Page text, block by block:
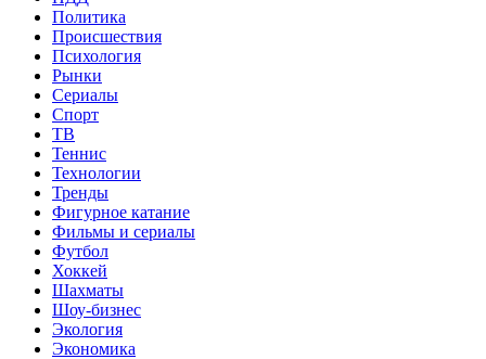
Политика
Происшествия
Психология
Рынки
Сериалы
Спорт
ТВ
Теннис
Технологии
Тренды
Фигурное катание
Фильмы и сериалы
Футбол
Хоккей
Шахматы
Шоу-бизнес
Экология
Экономика